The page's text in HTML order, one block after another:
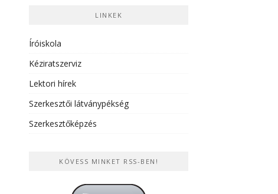
LINKEK
Íróiskola
Kéziratszerviz
Lektori hírek
Szerkesztői látványpékség
Szerkesztőképzés
KÖVESS MINKET RSS-BEN!